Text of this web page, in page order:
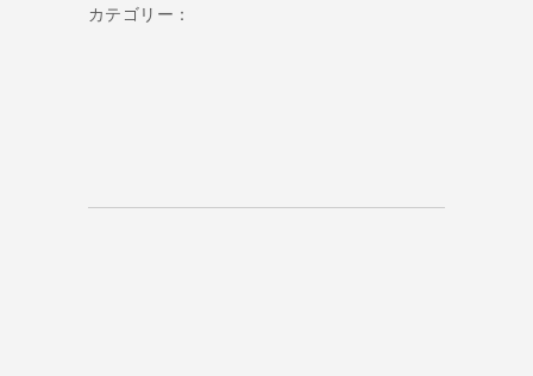
カテゴリー：